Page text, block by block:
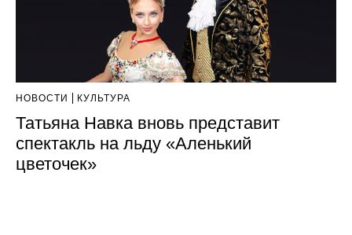
НОВОСТИ КУЛЬТУРА
Татьяна Навка вновь представит
спектакль на льду «Аленький
цветочек»